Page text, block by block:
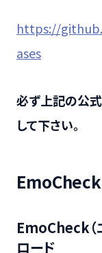
https://
ases
必ず上記の公
して下さい。
EmoCheck（
ロード